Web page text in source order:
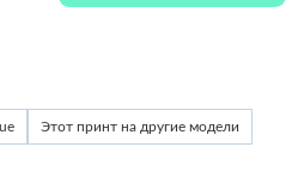
Этот принт на другие модели